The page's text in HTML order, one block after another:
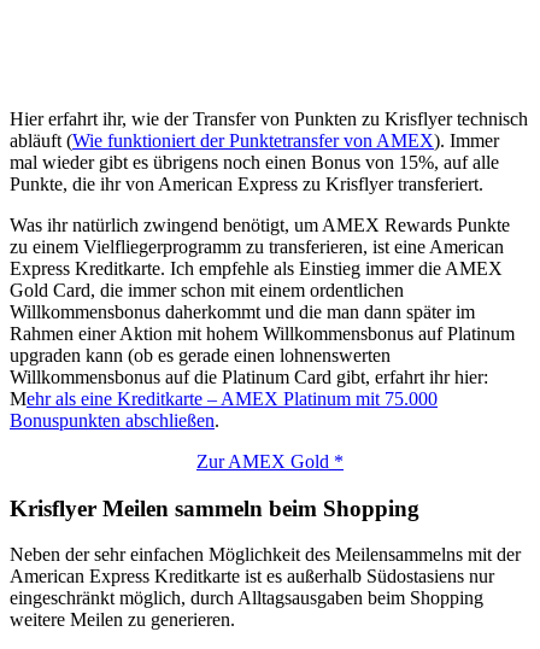
Hier erfahrt ihr, wie der Transfer von Punkten zu Krisflyer technisch
abläuft (Wie funktioniert der Punktetransfer von AMEX). Immer
mal wieder gibt es übrigens noch einen Bonus von 15%, auf alle
Punkte, die ihr von American Express zu Krisflyer transferiert.
Was ihr natürlich zwingend benötigt, um AMEX Rewards Punkte
zu einem Vielfliegerprogramm zu transferieren, ist eine American
Express Kreditkarte. Ich empfehle als Einstieg immer die AMEX
Gold Card, die immer schon mit einem ordentlichen
Willkommensbonus daherkommt und die man dann später im
Rahmen einer Aktion mit hohem Willkommensbonus auf Platinum
upgraden kann (ob es gerade einen lohnenswerten
Willkommensbonus auf die Platinum Card gibt, erfahrt ihr hier:
Mehr als eine Kreditkarte – AMEX Platinum mit 75.000
Bonuspunkten abschließen.
Zur AMEX Gold *
Krisflyer Meilen sammeln beim Shopping
Neben der sehr einfachen Möglichkeit des Meilensammelns mit der
American Express Kreditkarte ist es außerhalb Südostasiens nur
eingeschränkt möglich, durch Alltagsausgaben beim Shopping
weitere Meilen zu generieren.